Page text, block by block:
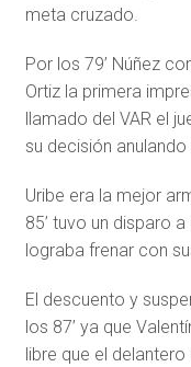
meta cruzado.
Por los 79’ Núñez
Ortiz la primera
llamado del VAR el
su decisión
Uribe era la mejor
85’ tuvo un disparo
lograba frenar con
El descuento y
los 87’ ya que
libre que el